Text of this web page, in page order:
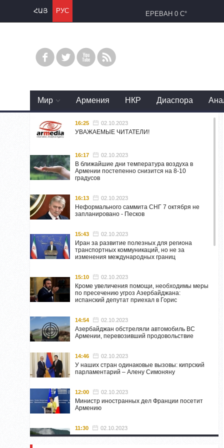
ՀԱՅ РУС ЕРЕВАН 0 C°
Mир Армения НКР Диаспора
16:25 02.10.2023
УВАЖАЕМЫЕ ЧИТАТЕЛИ!
16:17 02.10.2023
В ближайшие дни температура воздуха в
Армении постепенно снизится на 8-10
градусов
16:13 02.10.2023
Неформального саммита СНГ 7 октября не
запланировано - Песков
15:43 02.10.2023
Иран за развитие полезных для региона
транспортных коммуникаций, но не за
изменения международных границ
15:10 02.10.2023
Кроме увеличения помощи, необходимы меры
по пресечению угроз Азербайджана:
испанский депутат приехал в Горис
14:54 02.10.2023
Азербайджан обстреляли автомобиль ВС
Армении, перевозивший продовольствие
14:46 02.10.2023
У наших стран одинаковые вызовы: кипрский
парламентарий – Алену Симоняну
12:00 02.10.2023
Министр иностранных дел Франции посетит
Армению
11:30 02.10.2023
Самвел Шахраманян и группа ответственных